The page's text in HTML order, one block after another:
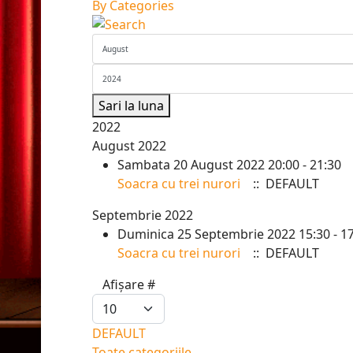
By Categories
Sari la luna
2022
August 2022
Sambata 20 August 2022 20:00 - 21:30
Soacra cu trei nurori
:: DEFAULT
Septembrie 2022
Duminica 25 Septembrie 2022 15:30 -
Soacra cu trei nurori
:: DEFAULT
Pagination List Limit
Afișare #
DEFAULT